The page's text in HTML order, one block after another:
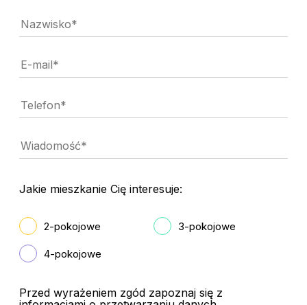
Jakie mieszkanie Cię interesuje:
2-pokojowe 3-pokojowe
4-pokojowe
Przed wyrażeniem zgód zapoznaj się z